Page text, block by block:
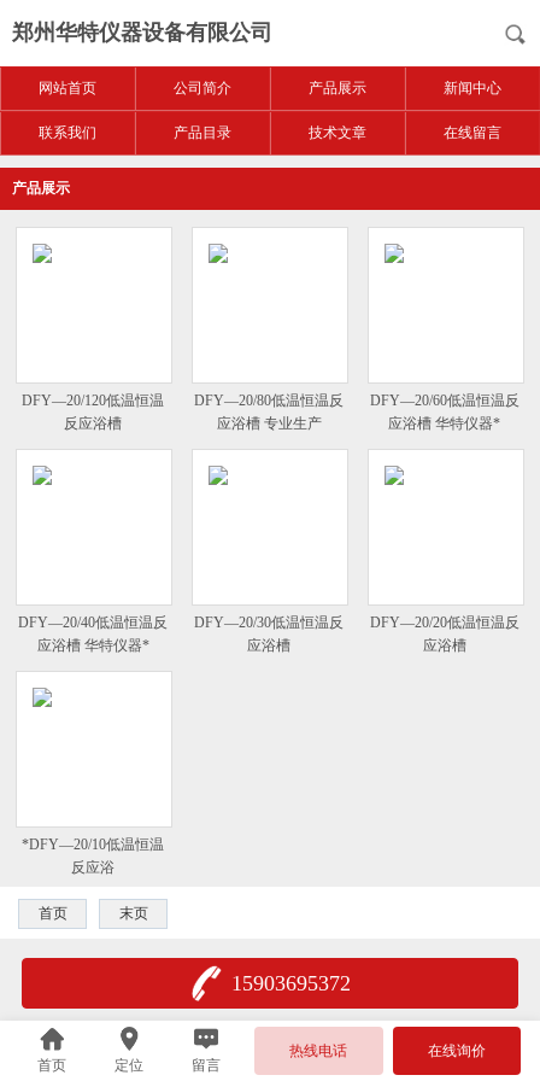
郑州华特仪器设备有限公司
网站首页 公司简介 产品展示 新闻中心
联系我们 产品目录 技术文章 在线留言
产品展示
DFY—20/120低温恒温
反应浴槽
DFY—20/80低温恒温反
应浴槽 专业生产
DFY—20/60低温恒温反
应浴槽 华特仪器*
DFY—20/40低温恒温反
应浴槽 华特仪器*
DFY—20/30低温恒温反
应浴槽
DFY—20/20低温恒温反
应浴槽
*DFY—20/10低温恒温
反应浴
首页 末页
15903695372
首页 定位 留言
热线电话 在线询价